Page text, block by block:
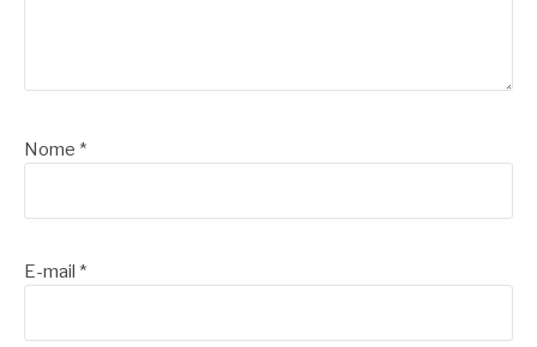
Nome *
E-mail *